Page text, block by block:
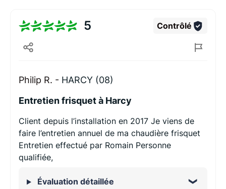
5 Contrôlé
Philip R. - HARCY (08)
Entretien frisquet à Harcy
Client depuis l’installation en 2017 Je viens de
faire l’entretien annuel de ma chaudière frisquet
Entretien effectué par Romain Personne
qualifiée,
Évaluation détaillée